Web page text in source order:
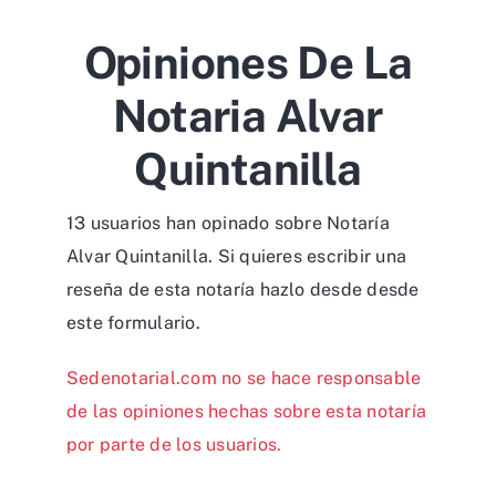
Opiniones De La
Notaria Alvar
Quintanilla
13 usuarios han opinado sobre Notaría
Alvar Quintanilla. Si quieres escribir una
reseña de esta notaría hazlo desde desde
este formulario.
Sedenotarial.com no se hace responsable
de las opiniones hechas sobre esta notaría
por parte de los usuarios.